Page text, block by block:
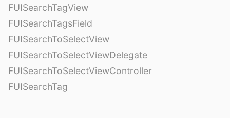
FUISearchTagView
FUISearchTagsField
FUISearchToSelectView
FUISearchToSelectViewDelegate
FUISearchToSelectViewController
FUISearchTag